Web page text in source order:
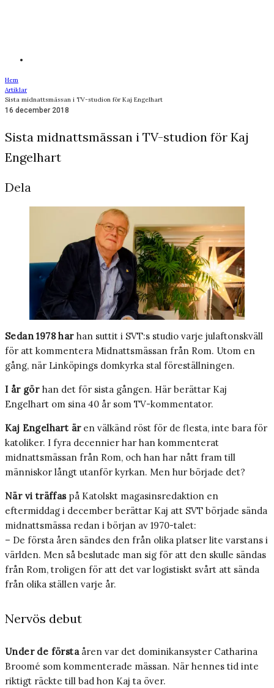
Hem
Artiklar
Sista midnattsmässan i TV-studion för Kaj Engelhart
16 december 2018
Sista midnattsmässan i TV-studion för Kaj
Engelhart
Dela
Sedan 1978 harhan suttit i SVT:s studio varje julaftonskväll
för att kommentera Midnattsmässan från Rom. Utom en
gång, när Linköpings domkyrka stal föreställningen.
I år gör han det för sista gången. Här berättar Kaj
Engelhart om sina 40 år som TV-kommentator.
Kaj Engelhart ären välkänd röst för de flesta, inte bara för
katoliker. I fyra decennier har han kommenterat
midnattsmässan från Rom, och han har nått fram till
människor långt utanför kyrkan. Men hur började det?
När vi träffaspå Katolskt magasinsredaktion en
eftermiddag i december berättar Kaj att SVT började sända
midnattsmässa redan i början av 1970-talet:
– De första åren sändes den från olika platser lite varstans i
världen. Men så beslutade man sig för att den skulle sändas
från Rom, troligen för att det var logistiskt svårt att sända
från olika ställen varje år.
Nervös debut
Under de förstaåren var det dominikansyster Catharina
Broomé som kommenterade mässan. När hennes tid inte
riktigt räckte till bad hon Kaj ta över.